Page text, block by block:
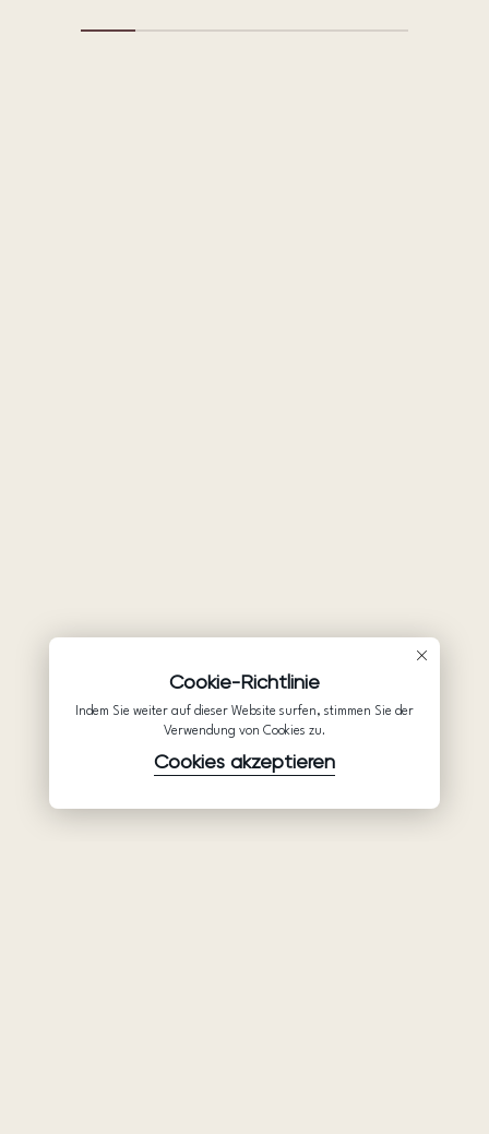
Cookie-Richtlinie
Indem Sie weiter auf dieser Website surfen, stimmen Sie der
Verwendung von Cookies zu.
Cookies akzeptieren